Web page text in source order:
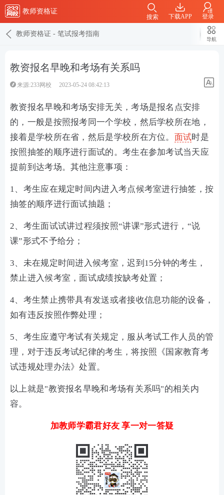
教师资格证
下载APP 登录
搜索
教师资格证 - 笔试报考指南
导航
教资报名早晚和考场有关系吗
来源:233网校 2023-05-24 08:42:13
教资报名早晚和考场安排无关，考场是报名点安排
的，一般是按照报考同一个学校，然后学校所在地，
接着是学校所在省，然后是学校所在方位。 面试时是
按照抽签的顺序进行面试的。考生在参加考试当天应
提前到达考场。其他注意事项：
1、考生应在规定时间内进入考点候考室进行抽签，按
抽签的顺序进行面试抽题；
2、考生面试试讲过程须按照“讲课”形式进行，“说
课”形式不予给分；
3、未在规定时间进入候考室，迟到15分钟的考生，
禁止进入候考室，面试成绩按缺考处置；
4、考生禁止携带具有发送或者接收信息功能的设备，
如有违反按照作弊处理；
5、考生应遵守考试有关规定，服从考试工作人员的管
理，对于违反考试纪律的考生，将按照《国家教育考
试违规处理办法》处置。
以上就是"教资报名早晚和考场有关系吗"的相关内
容。
加教师学霸君好友 享一对一答疑